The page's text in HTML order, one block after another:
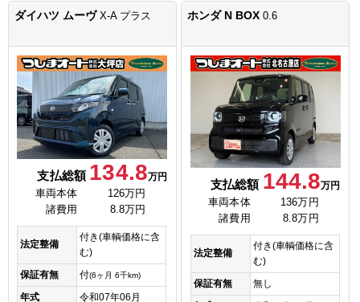
ダイハツ ムーヴ X-A プラス
支払総額 134.8万円
車両本体
126万円
諸費用
8.8万円
法定整備
付き(車輌価格に含
む)
保証有無
付(6ヶ月 6千km)
年式 令和07年06月
ホンダ N BOX0.6
支払総額 144.8万円
車両本体
136万円
諸費用
8.8万円
法定整備
付き(車輌価格に含
む)
保証有無
無し